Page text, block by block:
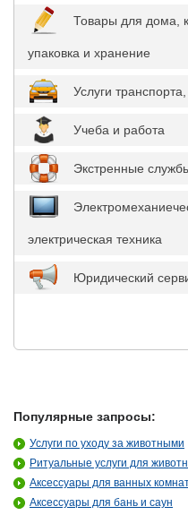
Товары для дома,
упаковка и хранение
Услуги
Учеба и работа
Экстренные
электрическая техника
Юридический
Популярные запросы:
Услуги по уходу за животными
Ритуальные услуги для
Аксессуары для ванных
Аксессуары для бань и саун